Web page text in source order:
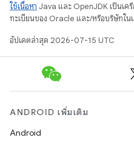
ใช้เนื้อหา Java และ OpenJDK เป็นเครื่
ทะเบียนของ Oracle และ/หรือบริษัทใน
อัปเดตล่าสุด 2026-07-15 UTC
ANDROID เพิ่มเติม
Android